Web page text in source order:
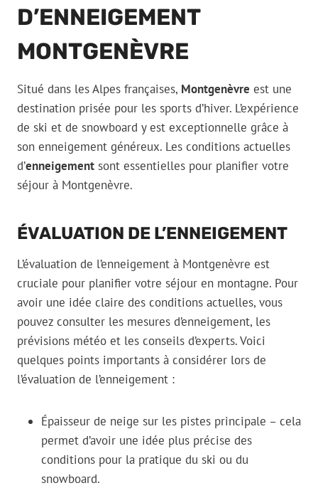
D’ENNEIGEMENT
MONTGENÈVRE
Situé dans les Alpes françaises, Montgenèvre est une
destination prisée pour les sports d’hiver. L’expérience
de ski et de snowboard y est exceptionnelle grâce à
son enneigement généreux. Les conditions actuelles
d’enneigement sont essentielles pour planifier votre
séjour à Montgenèvre.
ÉVALUATION DE L’ENNEIGEMENT
L’évaluation de l’enneigement à Montgenèvre est
cruciale pour planifier votre séjour en montagne. Pour
avoir une idée claire des conditions actuelles, vous
pouvez consulter les mesures d’enneigement, les
prévisions météo et les conseils d’experts. Voici
quelques points importants à considérer lors de
l’évaluation de l’enneigement :
Épaisseur de neige sur les pistes principale – cela
permet d’avoir une idée plus précise des
conditions pour la pratique du ski ou du
snowboard.